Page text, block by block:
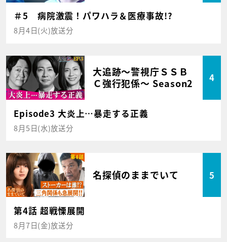
＃5 病院激震！パワハラ＆医療事故!?
8月4日(火)放送分
大追跡～警視庁ＳＳＢ
Ｃ強行犯係～ Season2
4
Episode3 大炎上…暴走する正義
8月5日(水)放送分
名探偵のままでいて 5
第4話 超戦慄展開
8月7日(金)放送分